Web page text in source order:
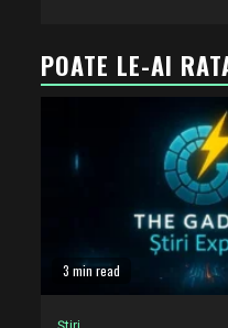
POATE LE-AI
3 min read